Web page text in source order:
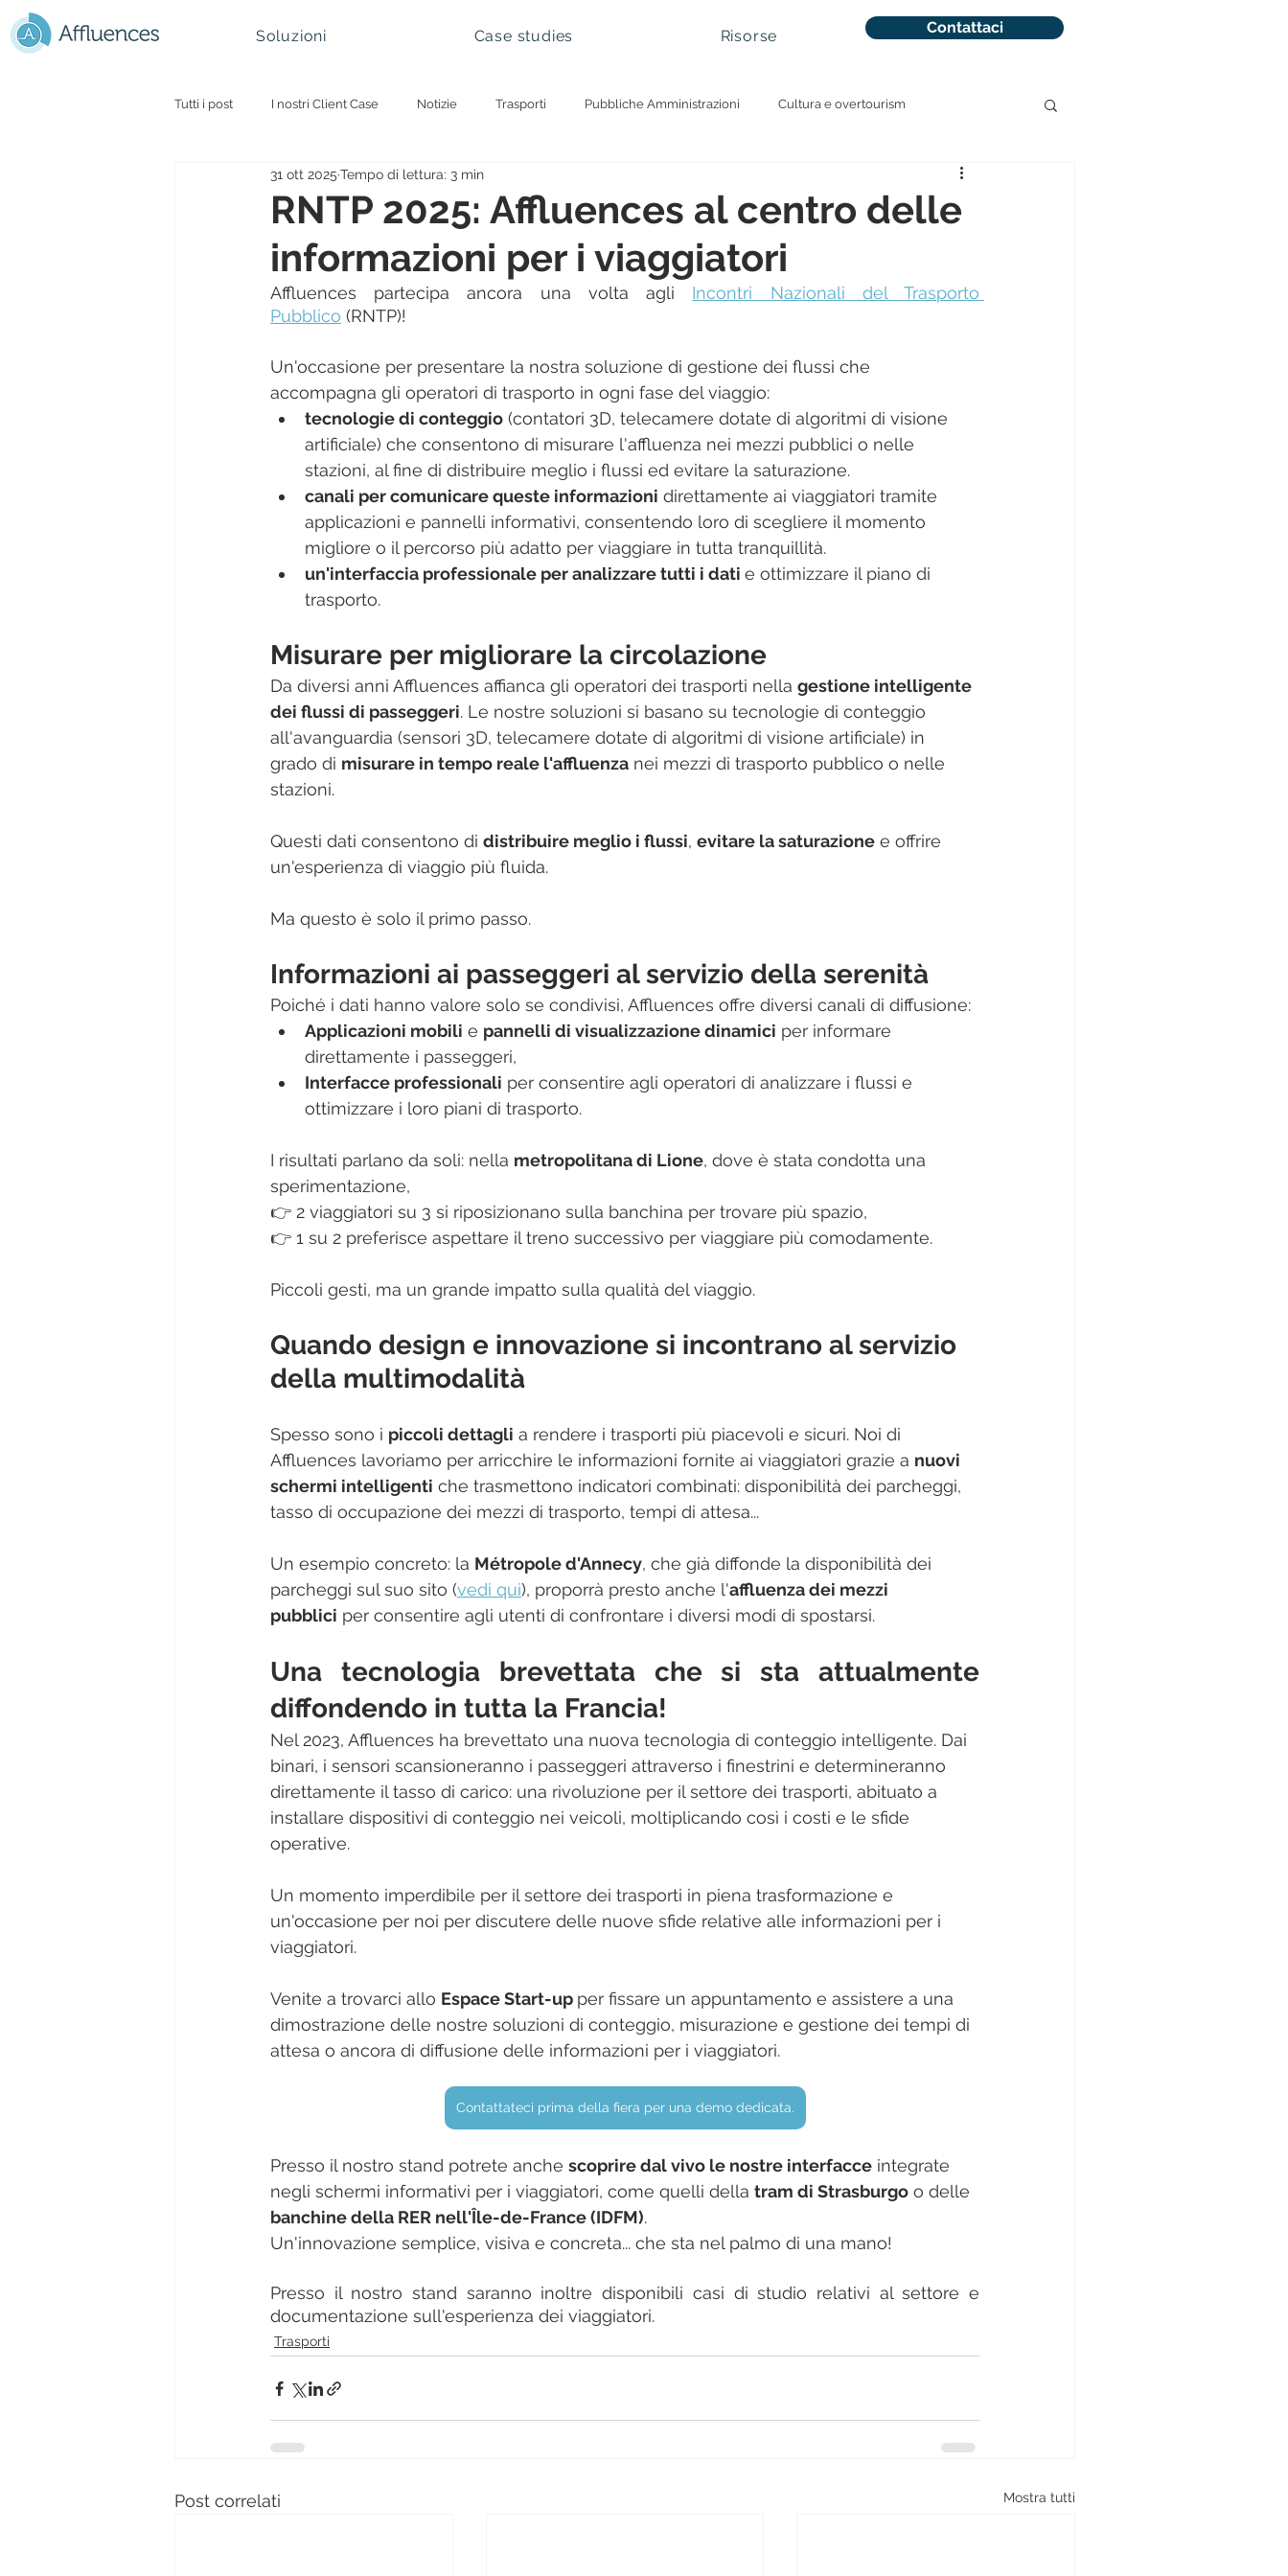
Soluzioni Case studies Risorse Contattaci
Tutti i post I nostri Client Case Notizie Trasporti Pubbliche Amministrazioni Cultura e overtourism
Universita e smart campus Parchi nazionali e siti naturali
Montagna & Comprensori Sciistici
RNTP 2025: Affluences al centro delle
informazioni per i viaggiatori
31 ott 2025 Tempo di lettura: 3 min
Affluences partecipa ancora una volta agli Incontri Nazionali del Trasporto
Pubblico (RNTP)!
Un'occasione per presentare la nostra soluzione di gestione dei flussi che
accompagna gli operatori di trasporto in ogni fase del viaggio:
tecnologie di conteggio (contatori 3D, telecamere dotate di algoritmi di visione
artificiale) che consentono di misurare l'affluenza nei mezzi pubblici o nelle
stazioni, al fine di distribuire meglio i flussi ed evitare la saturazione.
canali per comunicare queste informazioni direttamente ai viaggiatori tramite
applicazioni e pannelli informativi, consentendo loro di scegliere il momento
migliore o il percorso più adatto per viaggiare in tutta tranquillità.
un'interfaccia professionale per analizzare tutti i dati e ottimizzare il piano di
trasporto.
Misurare per migliorare la circolazione
Da diversi anni Affluences affianca gli operatori dei trasporti nella gestione intelligente
dei flussi di passeggeri. Le nostre soluzioni si basano su tecnologie di conteggio
all'avanguardia (sensori 3D, telecamere dotate di algoritmi di visione artificiale) in
grado di misurare in tempo reale l'affluenza nei mezzi di trasporto pubblico o nelle
stazioni.
Questi dati consentono di distribuire meglio i flussi, evitare la saturazione e offrire
un'esperienza di viaggio più fluida.
Ma questo è solo il primo passo.
Informazioni ai passeggeri al servizio della serenità
Poiché i dati hanno valore solo se condivisi, Affluences offre diversi canali di diffusione:
Applicazioni mobili e pannelli di visualizzazione dinamici per informare
direttamente i passeggeri,
Interfacce professionali per consentire agli operatori di analizzare i flussi e
ottimizzare i loro piani di trasporto.
I risultati parlano da soli: nella metropolitana di Lione, dove è stata condotta una
sperimentazione,
👉 2 viaggiatori su 3 si riposizionano sulla banchina per trovare più spazio,
👉 1 su 2 preferisce aspettare il treno successivo per viaggiare più comodamente.
Piccoli gesti, ma un grande impatto sulla qualità del viaggio.
Quando design e innovazione si incontrano al servizio
della multimodalità
Spesso sono i piccoli dettagli a rendere i trasporti più piacevoli e sicuri. Noi di
Affluences lavoriamo per arricchire le informazioni fornite ai viaggiatori grazie a nuovi
schermi intelligenti che trasmettono indicatori combinati: disponibilità dei parcheggi,
tasso di occupazione dei mezzi di trasporto, tempi di attesa...
Un esempio concreto: la Métropole d'Annecy, che già diffonde la disponibilità dei
parcheggi sul suo sito (vedi qui), proporrà presto anche l'affluenza dei mezzi
pubblici per consentire agli utenti di confrontare i diversi modi di spostarsi.
Una tecnologia brevettata che si sta attualmente
diffondendo in tutta la Francia!
Nel 2023, Affluences ha brevettato una nuova tecnologia di conteggio intelligente. Dai
binari, i sensori scansioneranno i passeggeri attraverso i finestrini e determineranno
direttamente il tasso di carico: una rivoluzione per il settore dei trasporti, abituato a
installare dispositivi di conteggio nei veicoli, moltiplicando così i costi e le sfide
operative.
Un momento imperdibile per il settore dei trasporti in piena trasformazione e
un'occasione per noi per discutere delle nuove sfide relative alle informazioni per i
viaggiatori.
Venite a trovarci allo Espace Start-up per fissare un appuntamento e assistere a una
dimostrazione delle nostre soluzioni di conteggio, misurazione e gestione dei tempi di
attesa o ancora di diffusione delle informazioni per i viaggiatori.
Contattateci prima della fiera per una demo dedicata.
Presso il nostro stand potrete anche scoprire dal vivo le nostre interfacce integrate
negli schermi informativi per i viaggiatori, come quelli della tram di Strasburgo o delle
banchine della RER nell'Île-de-France (IDFM).
Un'innovazione semplice, visiva e concreta... che sta nel palmo di una mano!
Presso il nostro stand saranno inoltre disponibili casi di studio relativi al settore e
documentazione sull'esperienza dei viaggiatori.
Trasporti
Post correlati Mostra tutti